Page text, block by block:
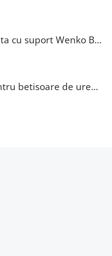
Perie toaleta cu suport Wenko Brasil Petrol 10x37 cm plastic verde inchis
Suport pentru betisoare de urechi si dischete demachiante Wenko 18 cm inox plastic argintiu